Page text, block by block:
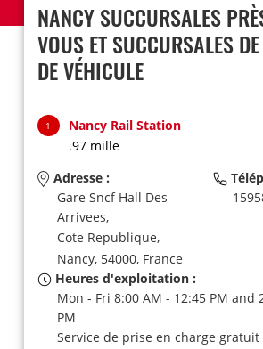
NANCY SUCCURSALES
VOUS ET SUCCURSALES
DE VÉHICULE
1
Nancy Rail Station
.97 mille
Adresse :
Gare Sncf Hall Des
Arrivees,
Cote Republique,
Nancy, 54000, France
Heures d'exploitation :
Mon - Fri 8:00 AM - 12:45 PM and
PM
Service de prise en charge